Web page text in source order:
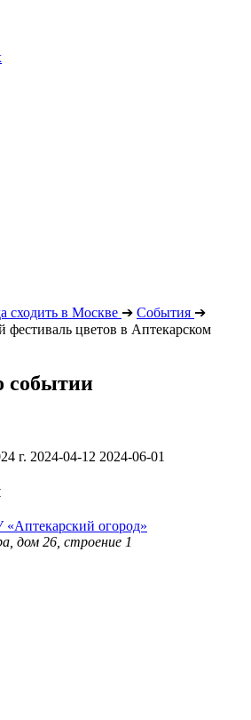
в Москве ➔ События ➔
фестиваль цветов в Аптекарском
событии
г. 2024-04-12 2024-06-01
огород»
дом 26, строение 1